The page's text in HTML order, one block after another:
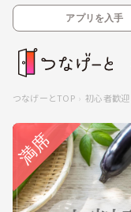
アプリを入手
つなげーとTOP 初心者歓迎